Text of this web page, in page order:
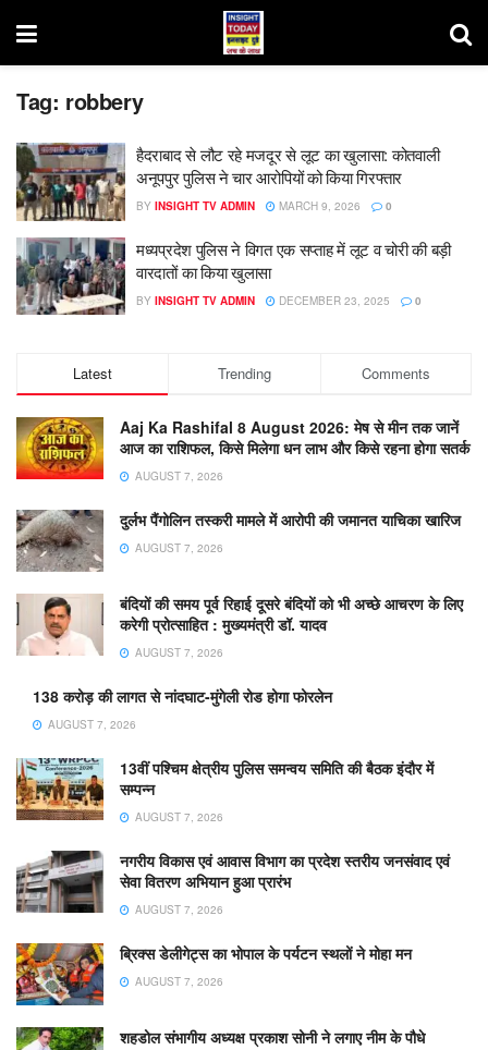
Tag: robbery
हैदराबाद से लौट रहे मजदूर से लूट का खुलासा: कोतवाली
अनूपपुर पुलिस ने चार आरोपियों को किया गिरफ्तार
BY INSIGHT TV ADMIN MARCH 9, 2026 0
मध्‍यप्रदेश पुलिस ने विगत एक सप्ताह में लूट व चोरी की बड़ी
वारदातों का किया खुलासा
BY INSIGHT TV ADMIN DECEMBER 23, 2025 0
Latest Trending Comments
Aaj Ka Rashifal 8 August 2026: मेष से मीन तक जानें
आज का राशिफल, किसे मिलेगा धन लाभ और किसे रहना होगा सतर्क
AUGUST 7, 2026
दुर्लभ पैंगोलिन तस्करी मामले में आरोपी की जमानत याचिका खारिज
AUGUST 7, 2026
बंदियों की समय पूर्व रिहाई दूसरे बंदियों को भी अच्छे आचरण के लिए
करेगी प्रोत्साहित : मुख्यमंत्री डॉ. यादव
AUGUST 7, 2026
138 करोड़ की लागत से नांदघाट-मुंगेली रोड होगा फोरलेन
AUGUST 7, 2026
13वीं पश्चिम क्षेत्रीय पुलिस समन्वय समिति की बैठक इंदौर में
सम्पन्न
AUGUST 7, 2026
नगरीय विकास एवं आवास विभाग का प्रदेश स्तरीय जनसंवाद एवं
सेवा वितरण अभियान हुआ प्रारंभ
AUGUST 7, 2026
ब्रिक्स डेलीगेट्स का भोपाल के पर्यटन स्थलों ने मोहा मन
AUGUST 7, 2026
शहडोल संभागीय अध्यक्ष प्रकाश सोनी ने लगाए नीम के पौधे